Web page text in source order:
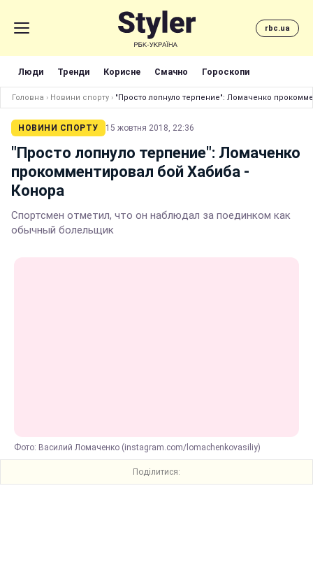
rbc.ua
Люди Тренди Корисне Смачно Гороскопи
Головна › Новини спорту › "Просто лопнуло терпение": Ломаченко
НОВИНИ СПОРТУ 15 жовтня 2018, 22:36
"Просто лопнуло терпение": Ломаченко
прокомментировал бой Хабиба -
Конора
Спортсмен отметил, что он наблюдал за поединком как
обычный болельщик
Фото: Василий Ломаченко (instagram.com/lomachenkovasiliy)
Поділитися: